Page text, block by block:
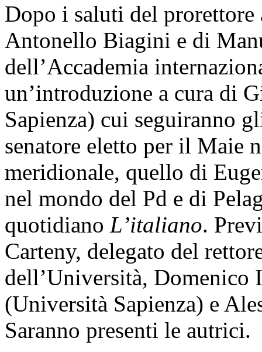
Dopo i saluti del
Antonello Biagini e di
dell’Accademia
un’introduzione a cura di
Sapienza) cui seguiranno
senatore eletto per il Maie
meridionale, quello di
nel mondo del Pd e di
quotidiano L’italiano.
Carteny, delegato del
dell’Università, Domenico
(Università Sapienza) e
Saranno presenti le autrici.